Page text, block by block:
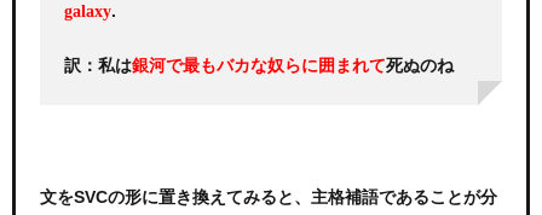
galaxy.
訳：私は銀河で最もバカな奴らに囲まれて死ぬのね
文をSVCの形に置き換えてみると、主格補語であることが分